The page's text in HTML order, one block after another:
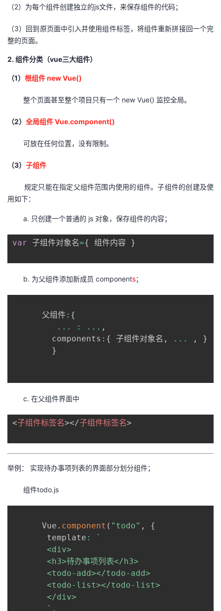
（2）为每个组件创建独立的js文件，来保存组件的代码；
（3）回到原页面中引入并使用组件标签，将组件重新拼接回一个完
整的页面。
2. 组件分类（vue三大组件）
（1） 根组件 new Vue()
整个页面甚至整个项目只有一个 new Vue() 监控全局。
（2） 全局组件 Vue.component()
可放在任何位置，没有限制。
（3） 子组件
规定只能在指定父组件范围内使用的组件。子组件的创建及使
用如下：
a. 只创建一个普通的 js 对象，保存组件的内容；
var 子组件对象名={ 组件内容 }
b. 为父组件添加新成员 components；
      父组件
: {
...
: ... ,
        components
: { 子组件对象名 , ... ,
}
}
c. 在父组件界面中
<子组件标签名></子组件标签名>
举例： 实现待办事项列表的界面部分划分组件；
组件todo.js
      Vue
. component ( "todo" ,
{
       template
:
`
       <div>
       <h3>待办事项列表</h3>
       <todo-add></todo-add>
       <todo-list></todo-list>
       </div>
` ,